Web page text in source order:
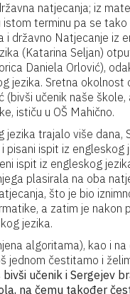
natjecanja; iz
terminu pa se
državno Natjecanje iz
(Katarina Seljan)
Daniela Orlović),
jezika. Sretna
učenik naše škole,
ističu u OŠ Mahično.
trajalo više dana,
ispit iz
ispit iz engleskog
plasirala na oba
što je bio
a zatim je nakon
jezika.
algoritama), kao i
jednom čestitamo i
učenik i Sergejev
na čemu također